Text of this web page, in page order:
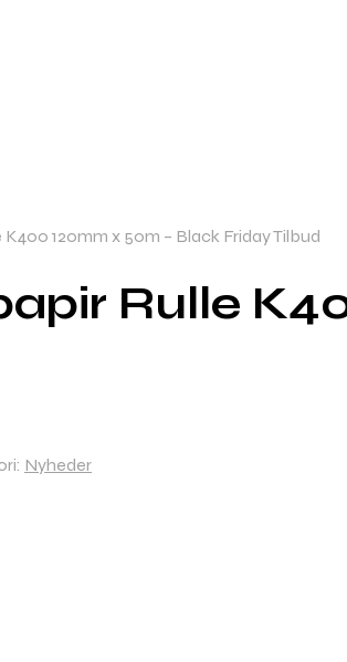
120mm x 50m – Black Friday Tilbud
Rulle
Nyheder